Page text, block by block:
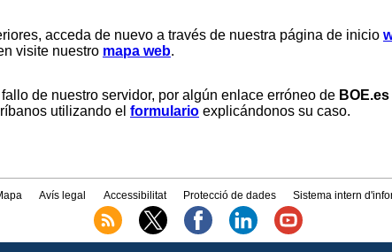
acceda de nuevo a través de nuestra página de inicio
visite nuestro mapa web.
de nuestro servidor, por algún enlace erróneo de BOE.es
utilizando el formulario explicándonos su caso.
Avís legal Accessibilitat Protecció de dades Sistema intern